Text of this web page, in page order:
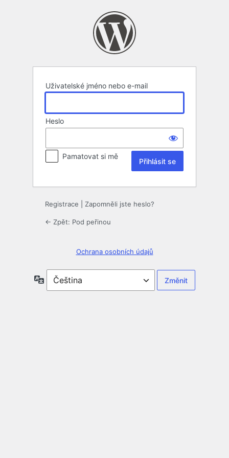
Uživatelské jméno nebo e-mail
Heslo
Pamatovat si mě
Registrace Zapomněli jste heslo?
← Zpět: Pod peřinou
Ochrana osobních údajů
Jazyky